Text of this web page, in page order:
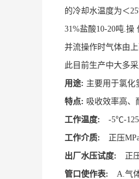
的冷却水温度为＜
31%盐酸10-20吨.
并流操作时气体由
此目前生产中大多
用途: 主要用于氯化
特点: 吸收效率高、
工作温度: -5℃-
工作介质: 正压
出厂水压试度: 正
管口使作表: A.气